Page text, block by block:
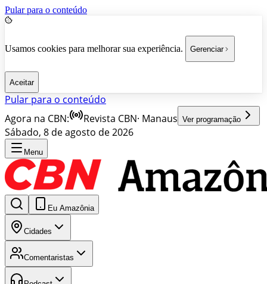
Pular para o conteúdo
Usamos cookies para melhorar sua experiência. Gerenciar
Aceitar
Pular para o conteúdo
Agora na CBN:
Revista CBN· Manaus Ver programação
Sábado, 8 de agosto de 2026
Menu
Eu Amazônia
Cidades
Comentaristas